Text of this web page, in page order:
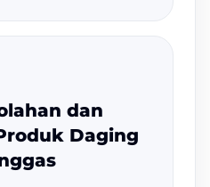
dan
Daging